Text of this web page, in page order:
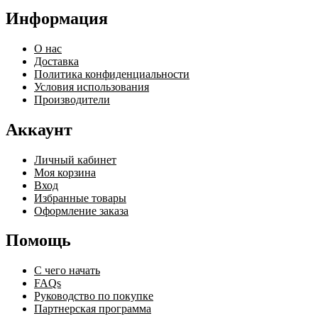
Информация
О нас
Доставка
Политика конфиденциальности
Условия использования
Производители
Аккаунт
Личный кабинет
Моя корзина
Вход
Избранные товары
Оформление заказа
Помощь
С чего начать
FAQs
Руководство по покупке
Партнерская программа